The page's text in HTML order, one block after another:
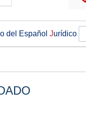
del Español Jurídico